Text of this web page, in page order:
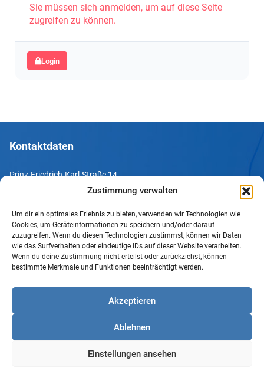
Zustimmung verwalten
Um dir ein optimales Erlebnis zu bieten, verwenden wir Technologien wie
Cookies, um Geräteinformationen zu speichern und/oder darauf
zuzugreifen. Wenn du diesen Technologien zustimmst, können wir Daten
wie das Surfverhalten oder eindeutige IDs auf dieser Website verarbeiten.
Wenn du deine Zustimmung nicht erteilst oder zurückziehst, können
bestimmte Merkmale und Funktionen beeinträchtigt werden.
Akzeptieren
Ablehnen
Einstellungen ansehen
Sie müssen sich anmelden, um auf diese Seite
zugreifen zu können.
Login
Kontaktdaten
Prinz-Friedrich-Karl-Straße 14
Tel. +49 231 952052-10
Fax +49 231 952052-60
e-Mail info@uv-do.de
Internet www.uv-do.de
Impressum